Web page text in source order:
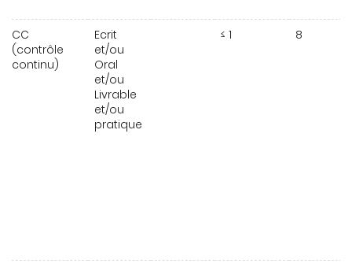
CC
(contrôle
continu)
Ecrit
et/ou
Oral
et/ou
Livrable
et/ou
pratique
≤ 1 8